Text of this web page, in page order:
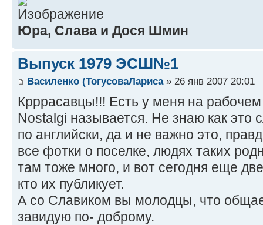
Юра, Слава и Дося Шмин
Выпуск 1979 ЭСШ№1
Василенко (ТогусоваЛариса» 26 янв 2007 20:01
Крррасавцы!!! Есть у меня на рабочем
Nostalgi называется. Не знаю как это
по английски, да и не важно это,
все фотки о поселке, людях таких
там тоже много, и вот сегодня еще
кто их публикует.
А со Славиком вы молодцы, что
завидую по- доброму.